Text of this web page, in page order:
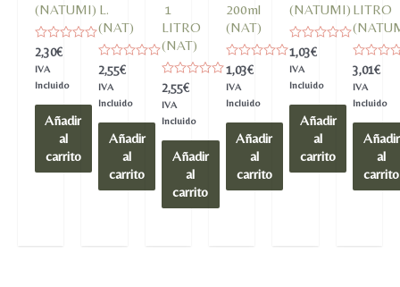
(NATUMI)
Valorado
en
0
de
2,30€
IVA
Incluido
Añadir
al
carrito
L.
(NAT)
Valorado
en
0
de
2,55€
IVA
Incluido
Añadir
al
carrito
1
LITRO
(NAT)
Valorado
en
0
de
2,55€
IVA
Incluido
Añadir
al
carrito
200ml
(NAT)
Valorado
en
0
de
1,03€
IVA
Incluido
Añadir
al
carrito
(NATUMI)
Valorado
en
0
de
1,03€
IVA
Incluido
Añadir
al
carrito
LITRO
Valorado
en
0
de
3,01€
IVA
Incluido
Añadir
al
carrito